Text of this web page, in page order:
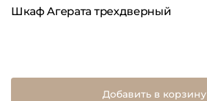
Шкаф Агерата трехдверный
Добавить в корзину